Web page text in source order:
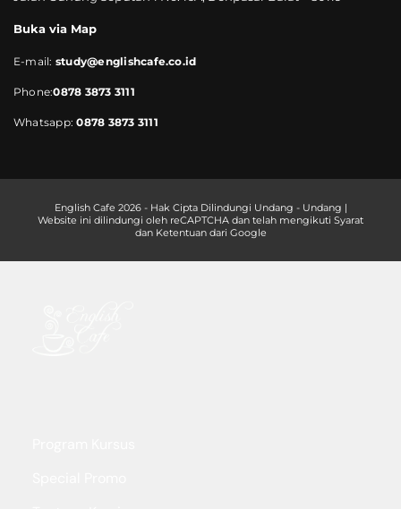
Buka via Map
E-mail: study@englishcafe.co.id
Phone:0878 3873 3111
Whatsapp:0878 3873 3111
English Cafe 2026 - Hak Cipta Dilindungi Undang - Undang |
Website ini dilindungi oleh reCAPTCHA dan telah mengikuti Syarat
dan Ketentuan dari Google